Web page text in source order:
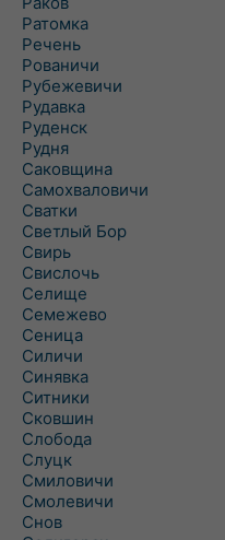
Ратомка
Речень
Рованичи
Рубежевичи
Рудавка
Руденск
Рудня
Саковщина
Самохваловичи
Сватки
Светлый Бор
Свирь
Свислочь
Селище
Семежево
Сеница
Силичи
Синявка
Ситники
Сковшин
Слобода
Слуцк
Смиловичи
Смолевичи
Снов